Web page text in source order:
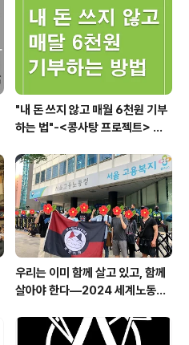
"내 돈 쓰지 않고 매월 6천원 기부
하는 법"-<콩사탕 프로젝트> 안
우리는 이미 함께 살고 있고, 함께
살아야 한다―2024 세계노동절